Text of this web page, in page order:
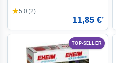
★5.0 (2)
11,85 €*
TOP-SELLER